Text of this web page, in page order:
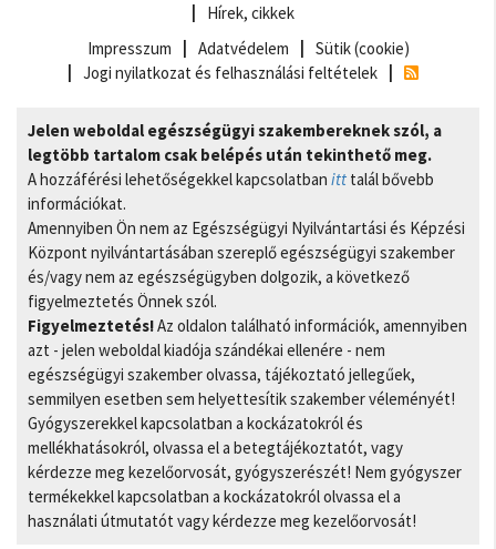
Hírek, cikkek
Impresszum
Adatvédelem
Sütik (cookie)
Jogi nyilatkozat és felhasználási feltételek
Jelen weboldal egészségügyi szakembereknek szól, a
legtöbb tartalom csak belépés után tekinthető meg.
A hozzáférési lehetőségekkel kapcsolatban itt talál bővebb
információkat.
Amennyiben Ön nem az Egészségügyi Nyilvántartási és Képzési
Központ nyilvántartásában szereplő egészségügyi szakember
és/vagy nem az egészségügyben dolgozik, a következő
figyelmeztetés Önnek szól.
Figyelmeztetés!Az oldalon található információk, amennyiben
azt - jelen weboldal kiadója szándékai ellenére - nem
egészségügyi szakember olvassa, tájékoztató jellegűek,
semmilyen esetben sem helyettesítik szakember véleményét!
Gyógyszerekkel kapcsolatban a kockázatokról és
mellékhatásokról, olvassa el a betegtájékoztatót, vagy
kérdezze meg kezelőorvosát, gyógyszerészét! Nem gyógyszer
termékekkel kapcsolatban a kockázatokról olvassa el a
használati útmutatót vagy kérdezze meg kezelőorvosát!